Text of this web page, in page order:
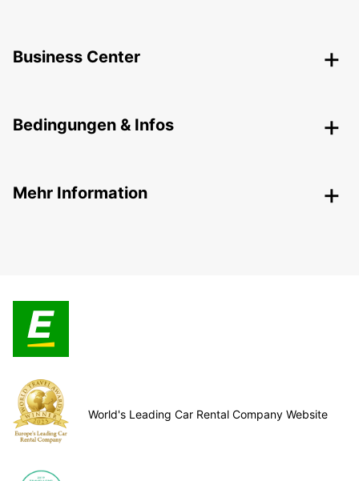
Business Center
Bedingungen & Infos
Mehr Information
World's Leading Car Rental Company Website